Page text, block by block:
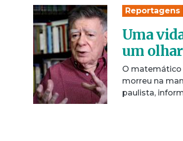
Reportagens
Uma
um
O matemático
morreu na
paulista,